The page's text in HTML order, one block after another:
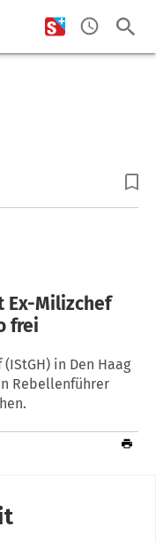
Ex-Milizchef
frei
in Den Haag
Rebellenführer